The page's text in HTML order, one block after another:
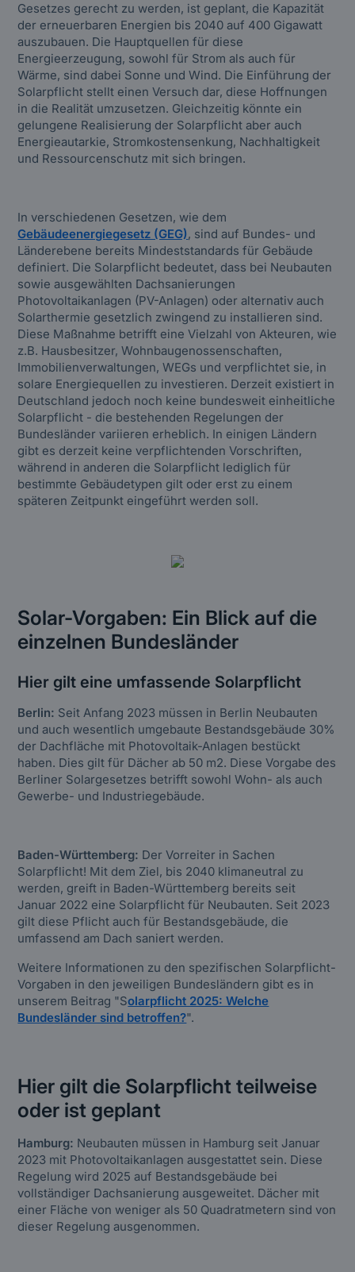
Gesetzes gerecht zu werden, ist geplant, die Kapazität
der erneuerbaren Energien bis 2040 auf 400 Gigawatt
auszubauen. Die Hauptquellen für diese
Energieerzeugung, sowohl für Strom als auch für
Wärme, sind dabei Sonne und Wind. Die Einführung der
Solarpflicht stellt einen Versuch dar, diese Hoffnungen
in die Realität umzusetzen. Gleichzeitig könnte ein
gelungene Realisierung der Solarpflicht aber auch
Energieautarkie, Stromkostensenkung, Nachhaltigkeit
und Ressourcenschutz mit sich bringen.
In verschiedenen Gesetzen, wie dem
Gebäudeenergiegesetz (GEG), sind auf Bundes- und
Länderebene bereits Mindeststandards für Gebäude
definiert. Die Solarpflicht bedeutet, dass bei Neubauten
sowie ausgewählten Dachsanierungen
Photovoltaikanlagen (PV-Anlagen) oder alternativ auch
Solarthermie gesetzlich zwingend zu installieren sind.
Diese Maßnahme betrifft eine Vielzahl von Akteuren, wie
z.B. Hausbesitzer, Wohnbaugenossenschaften,
Immobilienverwaltungen, WEGs und verpflichtet sie, in
solare Energiequellen zu investieren. Derzeit existiert in
Deutschland jedoch noch keine bundesweit einheitliche
Solarpflicht - die bestehenden Regelungen der
Bundesländer variieren erheblich. In einigen Ländern
gibt es derzeit keine verpflichtenden Vorschriften,
während in anderen die Solarpflicht lediglich für
bestimmte Gebäudetypen gilt oder erst zu einem
späteren Zeitpunkt eingeführt werden soll.
Solar-Vorgaben: Ein Blick auf die
einzelnen Bundesländer
Hier gilt eine umfassende Solarpflicht
Berlin: Seit Anfang 2023 müssen in Berlin Neubauten
und auch wesentlich umgebaute Bestandsgebäude 30%
der Dachfläche mit Photovoltaik-Anlagen bestückt
haben. Dies gilt für Dächer ab 50 m2. Diese Vorgabe des
Berliner Solargesetzes betrifft sowohl Wohn- als auch
Gewerbe- und Industriegebäude.
Baden-Württemberg: Der Vorreiter in Sachen
Solarpflicht! Mit dem Ziel, bis 2040 klimaneutral zu
werden, greift in Baden-Württemberg bereits seit
Januar 2022 eine Solarpflicht für Neubauten. Seit 2023
gilt diese Pflicht auch für Bestandsgebäude, die
umfassend am Dach saniert werden.
Weitere Informationen zu den spezifischen Solarpflicht-
Vorgaben in den jeweiligen Bundesländern gibt es in
unserem Beitrag "Solarpflicht 2025: Welche
Bundesländer sind betroffen?".
Hier gilt die Solarpflicht teilweise
oder ist geplant
Hamburg: Neubauten müssen in Hamburg seit Januar
2023 mit Photovoltaikanlagen ausgestattet sein. Diese
Regelung wird 2025 auf Bestandsgebäude bei
vollständiger Dachsanierung ausgeweitet. Dächer mit
einer Fläche von weniger als 50 Quadratmetern sind von
dieser Regelung ausgenommen.